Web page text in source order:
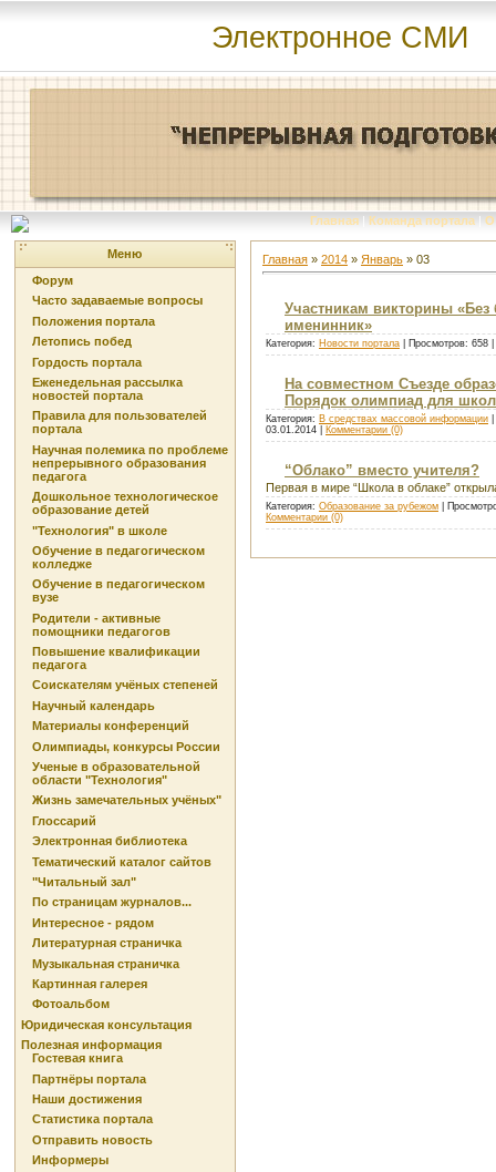
Электронное СМИ
Главная | Команда портала | О
Меню
Форум
Часто задаваемые вопросы
Положения портала
Летопись побед
Гордость портала
Еженедельная рассылка
новостей портала
Правила для пользователей
портала
Научная полемика по проблеме
непрерывного образования
педагога
Дошкольное технологическое
образование детей
"Технология" в школе
Обучение в педагогическом
колледже
Обучение в педагогическом
вузе
Родители - активные
помощники педагогов
Повышение квалификации
педагога
Соискателям учёных степеней
Научный календарь
Материалы конференций
Олимпиады, конкурсы России
Ученые в образовательной
области "Технология"
Жизнь замечательных учёных"
Глоссарий
Электронная библиотека
Тематический каталог сайтов
"Читальный зал"
По страницам журналов...
Интересное - рядом
Литературная страничка
Музыкальная страничка
Картинная галерея
Фотоальбом
Юридическая консультация
Полезная информация
Гостевая книга
Партнёры портала
Наши достижения
Статистика портала
Отправить новость
Информеры
Главная » 2014 » Январь » 03
Участникам викторины «Без
именинник»
Категория: Новости портала | Просмотров: 658
На совместном Съезде
Порядок олимпиад для
Категория: В средствах массовой информации
03.01.2014
Комментарии (0)
“Облако” вместо учителя?
Первая в мире “Школа в облаке”
Категория: Образование за рубежом |
Комментарии (0)